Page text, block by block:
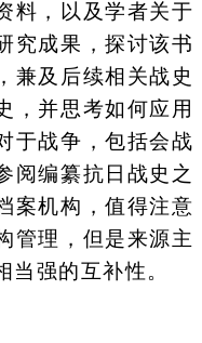
料，以及学者关于
究成果，探讨该书
兼及后续相关战史
，并思考如何应用
于战争，包括会战
阅编纂抗日战史之
案机构，值得注意
管理，但是来源主
强的互补性。